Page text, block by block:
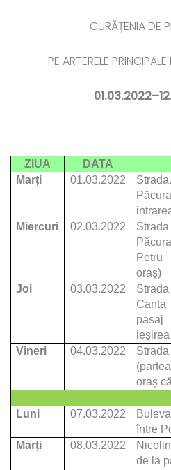
CURĂȚENIA DE
PE ARTERELE
ZIUA DATA
Marți
01.03.2022
Miercuri
02.03.2022
oraș)
Joi
03.03.2022
Vineri
04.03.2022
oraș
Luni 07.03.2022
între
Marți
08.03.2022
de la